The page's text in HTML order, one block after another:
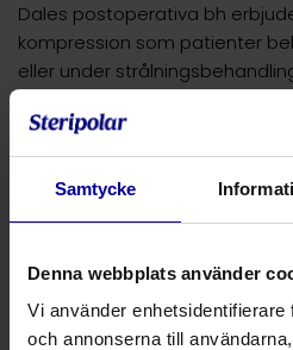
Samtycke
Denna webbplats använder
Vi använder
och annonserna till
Dales postoperativa bh
kompression som patienter
eller under
att binda in eller irritera
framtill med öglor och hakar
det kirurgiska ingreppet och
Säker, långsiktig komfort
Stretchigt material gör att
Materialet sträcks ut och
ödem